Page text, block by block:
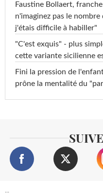
Faustine Bollaert,
n'imaginez pas le
j'étais difficile à habiller"
"C'est exquis" - plus
cette variante sicilienne
Fini la pression de
prône la mentalité du
...